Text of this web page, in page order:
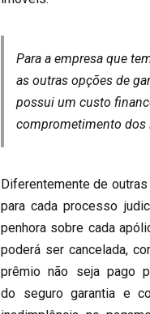
Para a empresa que
as outras opções de
possui um custo
comprometimento dos
Diferentemente de
para cada processo
penhora sobre cada
poderá ser cancelada,
prêmio não seja pago
do seguro garantia e